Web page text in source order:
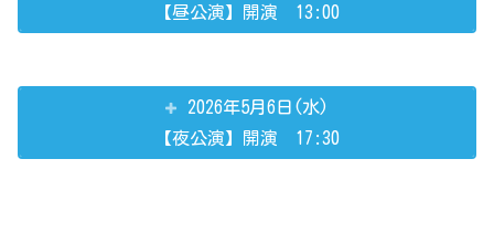
【昼公演】開演 13:00
2026年5月6日(水)
【夜公演】開演 17:30